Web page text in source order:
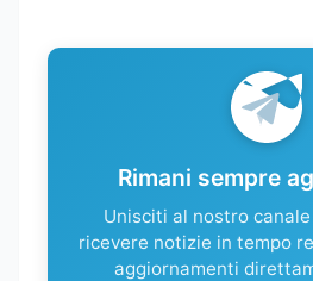
Rimani sempre
Unisciti al nostro
ricevere notizie in tempo
aggiornamenti